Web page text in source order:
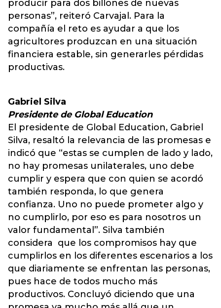
producir para dos billones de nuevas
personas”, reiteró Carvajal. Para la
compañía el reto es ayudar a que los
agricultores produzcan en una situación
financiera estable, sin generarles pérdidas
productivas.
Gabriel Silva
Presidente de Global Education
El presidente de Global Education, Gabriel
Silva, resaltó la relevancia de las promesas e
indicó que “estas se cumplen de lado y lado,
no hay promesas unilaterales, uno debe
cumplir y espera que con quien se acordó
también responda, lo que genera
confianza. Uno no puede prometer algo y
no cumplirlo, por eso es para nosotros un
valor fundamental”. Silva también
considera que los compromisos hay que
cumplirlos en los diferentes escenarios a los
que diariamente se enfrentan las personas,
pues hace de todos mucho más
productivos. Concluyó diciendo que una